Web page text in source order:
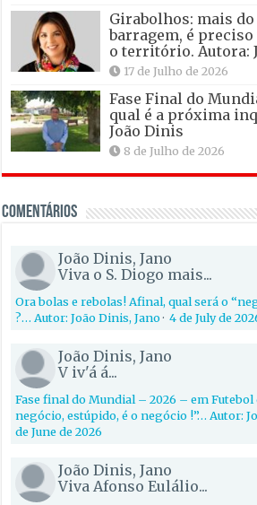
Girabolhos: mais do
barragem, é
o território. Autora:
17 de Julho de 2026
Fase Final do
qual é a próxima
João Dinis
8 de Julho de 2026
Comentários
João Dinis, Jano
Viva o S. Diogo mais...
Ora bolas e rebolas! Afinal, qual será o
?… Autor: João Dinis, Jano·4 de July de
João Dinis, Jano
V iv'á á...
Fase final do Mundial – 2026 – em Futebol
negócio, estúpido, é o negócio !”… Autor:
de June de 2026
João Dinis, Jano
Viva Afonso Eulálio...